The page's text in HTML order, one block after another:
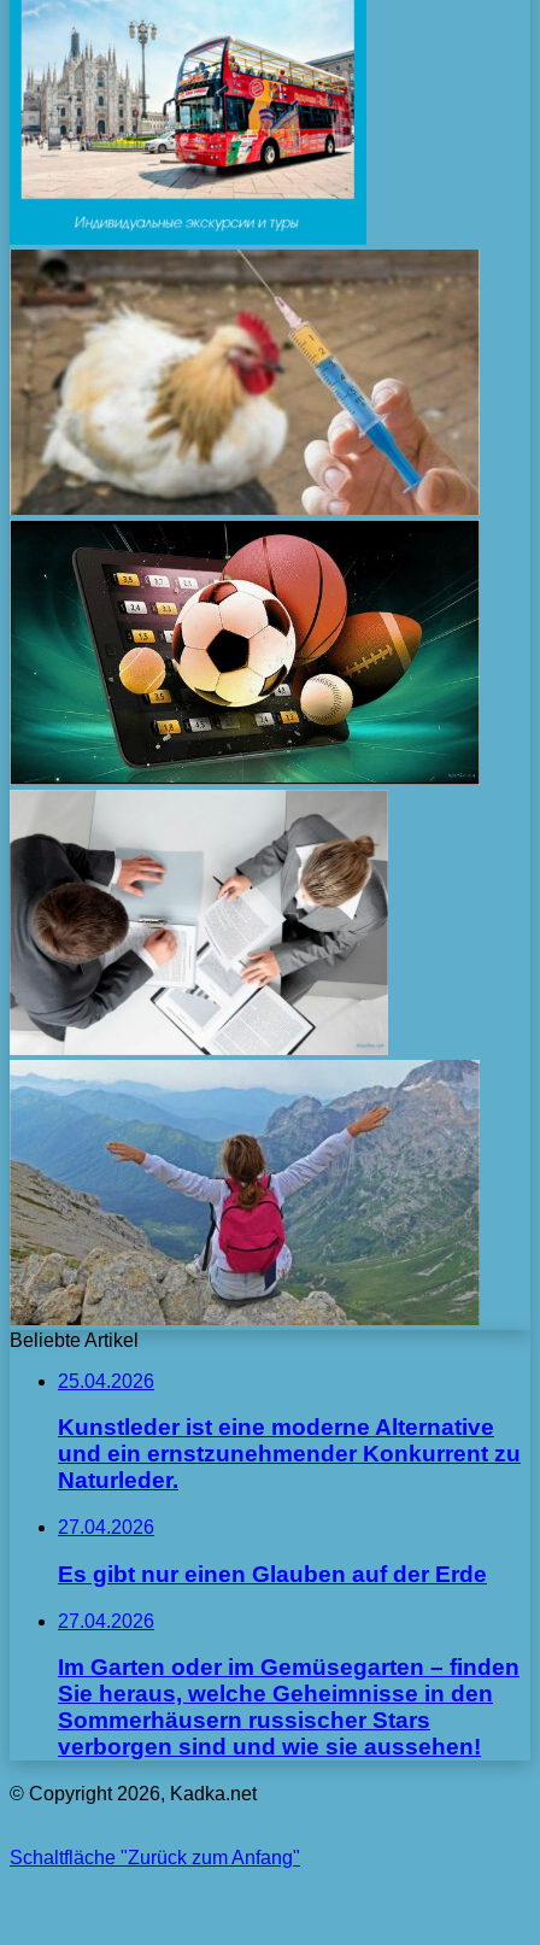
Beliebte Artikel
25.04.2026
Kunstleder ist eine moderne Alternative
und ein ernstzunehmender Konkurrent zu
Naturleder.
27.04.2026
Es gibt nur einen Glauben auf der Erde
27.04.2026
Im Garten oder im Gemüsegarten – finden
Sie heraus, welche Geheimnisse in den
Sommerhäusern russischer Stars
verborgen sind und wie sie aussehen!
© Copyright 2026, Kadka.net
Schaltfläche "Zurück zum Anfang"